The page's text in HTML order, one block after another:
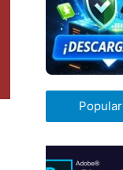
Popular